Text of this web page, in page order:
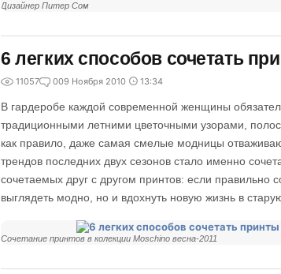
Дизайнер Питер Сом
6 легких способов сочетать
11057 009 Ноября 2010 13:34
В гардеробе каждой современной женщины
традиционными летними цветочными узорами,
как правило, даже самая смелые модницы
трендов последних двух сезонов стало именно
сочетаемых друг с другом принтов: если правильно
выглядеть модно, но и вдохнуть новую жизнь в
Сочетание принтов в колекции Moschino весна-2011